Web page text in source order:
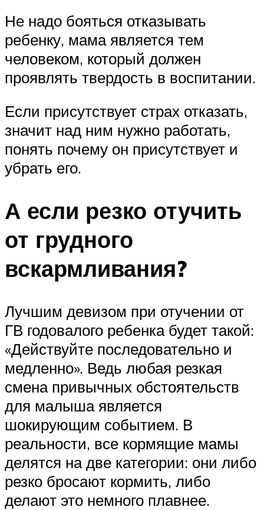
Не надо бояться отказывать
ребенку, мама является тем
человеком, который должен
проявлять твердость в воспитании.
Если присутствует страх отказать,
значит над ним нужно работать,
понять почему он присутствует и
убрать его.
А если резко отучить
от грудного
вскармливания?
Лучшим девизом при отучении от
ГВ годовалого ребенка будет такой:
«Действуйте последовательно и
медленно». Ведь любая резкая
смена привычных обстоятельств
для малыша является
шокирующим событием. В
реальности, все кормящие мамы
делятся на две категории: они либо
резко бросают кормить, либо
делают это немного плавнее.